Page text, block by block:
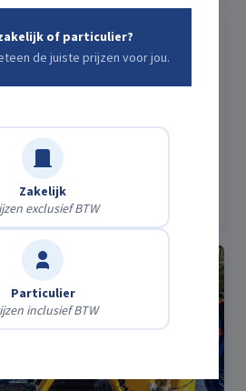
of particulier?
de juiste prijzen voor jou.
Zakelijk
exclusief BTW
Particulier
inclusief BTW